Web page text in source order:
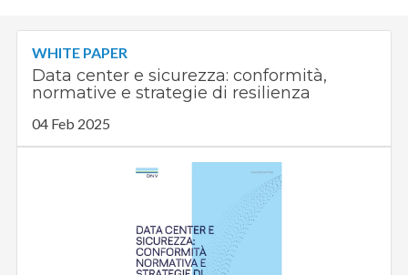
WHITE PAPER
Data center e sicurezza: conformità,
normative e strategie di resilienza
04 Feb 2025